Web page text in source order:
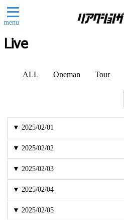
menu
Live
ALL Oneman Tour
▼ 2025/02/01
▼ 2025/02/02
▼ 2025/02/03
▼ 2025/02/04
▼ 2025/02/05